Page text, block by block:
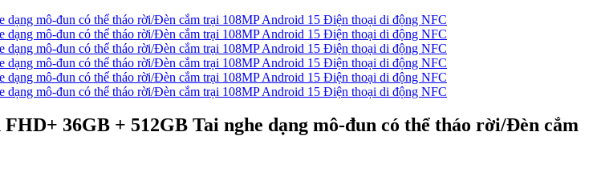
36GB + 512GB Tai nghe dạng mô-đun có thể tháo rời/Đèn cắm